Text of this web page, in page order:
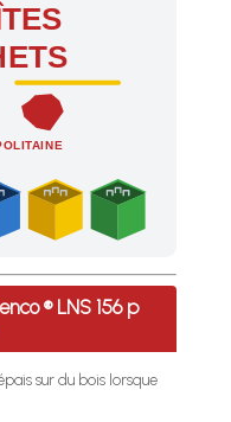
en France
® LNS 156 p
sur du bois lorsque